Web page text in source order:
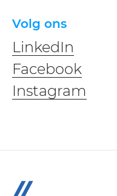
Volg ons
LinkedIn
Facebook
Instagram